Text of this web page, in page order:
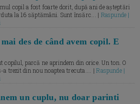
copil a fost foarte dorit, după ani de așteptări
la 16 săptămâni. Sunt însărc... | Raspunde |
des de când avem copil. E
copilul, parcă ne aprindem din orice. Un ton. O
a trezit din nou noaptea trecuta.... |Raspunde |
un cuplu, nu doar parinti